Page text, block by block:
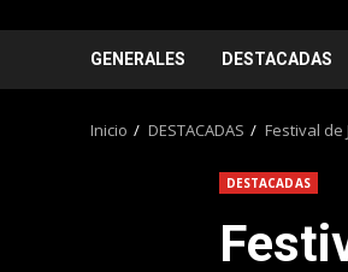
GENERALES DESTACADAS
Inicio DESTACADAS Festival de
DESTACADAS